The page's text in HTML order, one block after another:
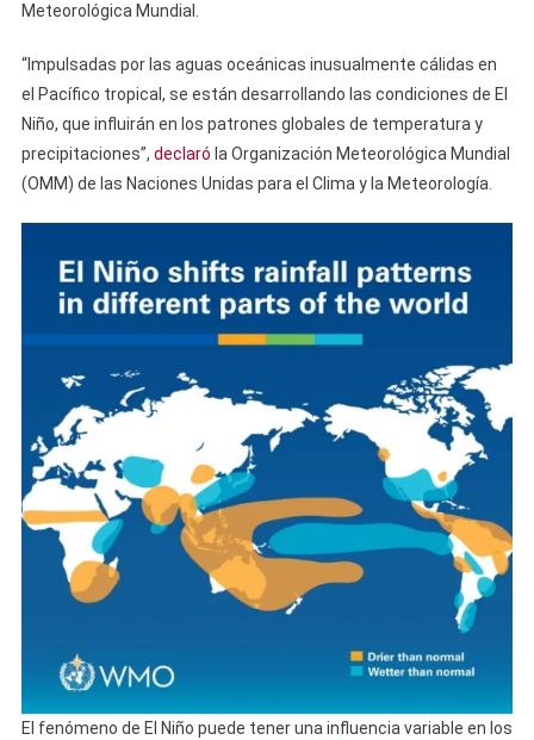
Meteorológica Mundial.
“Impulsadas por las aguas oceánicas inusualmente cálidas en
el Pacífico tropical, se están desarrollando las condiciones de El
Niño, que influirán en los patrones globales de temperatura y
precipitaciones”, declaró la Organización Meteorológica Mundial
(OMM) de las Naciones Unidas para el Clima y la Meteorología.
El fenómeno de El Niño puede tener una influencia variable en los